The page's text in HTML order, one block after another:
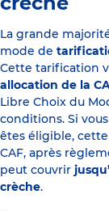
La grande
mode de
Cette tarification
allocation de la
Libre Choix du
conditions. Si
êtes éligible,
CAF, après
peut couvrir
crèche.